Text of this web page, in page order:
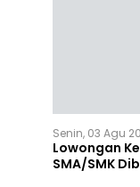
Senin, 03 Agu
Lowongan
SMA/SMK